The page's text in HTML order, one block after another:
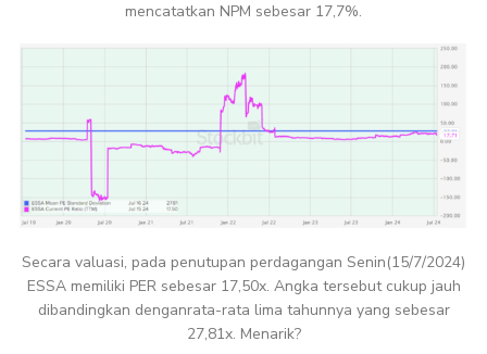
mencatatkan NPM sebesar 17,7%.
Secara valuasi, pada penutupan perdagangan Senin(15/7/2024)
ESSA memiliki PER sebesar 17,50x. Angka tersebut cukup jauh
dibandingkan denganrata-rata lima tahunnya yang sebesar
27,81x. Menarik?